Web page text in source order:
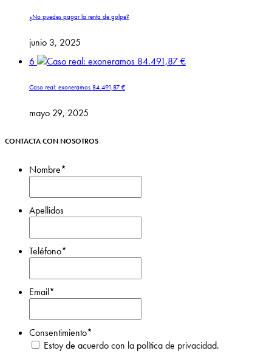
¿No puedes pagar la renta de golpe?
junio 3, 2025
6
Caso real: exoneramos 84.491,87 €
mayo 29, 2025
CONTACTA CON NOSOTROS
Nombre*
Apellidos
Teléfono*
Email*
Consentimiento*
Estoy de acuerdo con la política de privacidad.